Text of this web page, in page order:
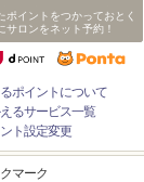
ポイントをつかっておとく
サロンをネット予約！
ポイントについて
るサービス一覧
ト設定変更
マーク